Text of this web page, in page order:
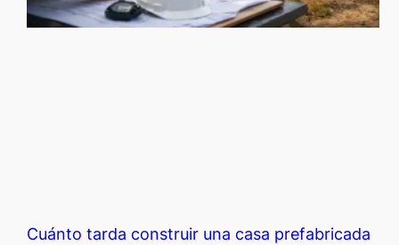
Cuánto tarda construir una casa prefabricada